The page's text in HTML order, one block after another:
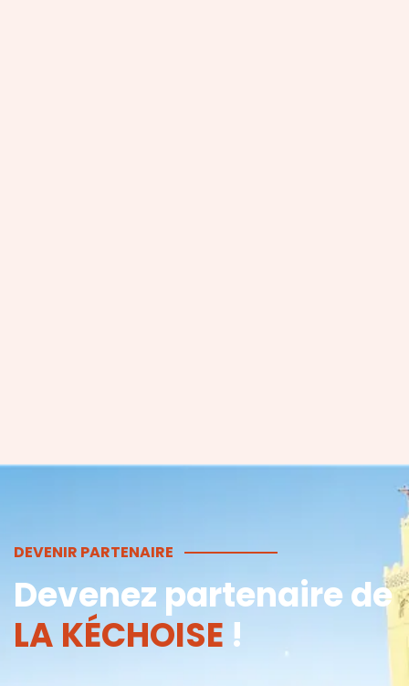
DEVENIR PARTENAIRE
Devenez partenairede
LA KÉCHOISE !